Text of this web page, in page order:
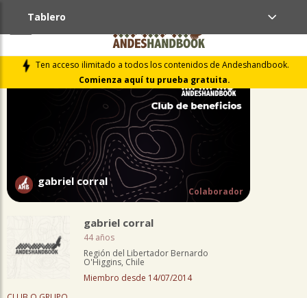
Ten acceso ilimitado a todos los contenidos de Andeshandbook.
Comienza aquí tu prueba gratuita.
Tablero
gabriel corral
Colaborador
gabriel corral
44 años
Región del Libertador Bernardo
O'Higgins, Chile
Miembro desde 14/07/2014